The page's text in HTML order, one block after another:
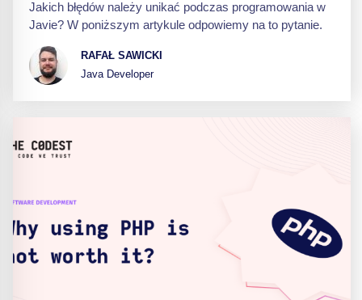
Jakich błędów należy unikać podczas programowania w
Javie? W poniższym artykule odpowiemy na to pytanie.
RAFAŁ SAWICKI
Java Developer